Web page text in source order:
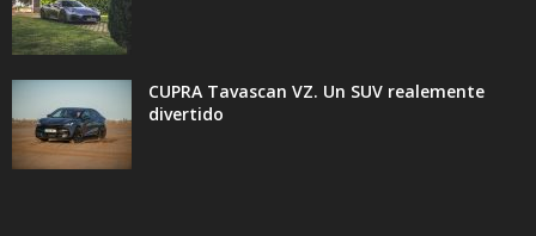
CUPRA Tavascan VZ. Un SUV realemente
divertido